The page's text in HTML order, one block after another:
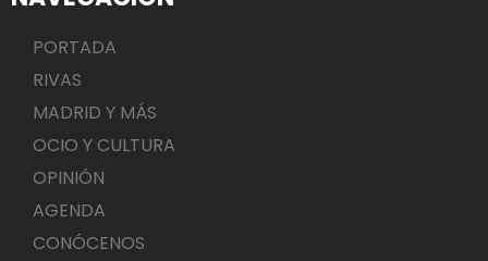
PORTADA
RIVAS
MADRID Y MÁS
OCIO Y CULTURA
OPINIÓN
AGENDA
CONÓCENOS